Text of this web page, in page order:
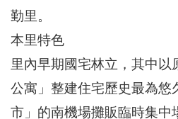
北
市
區
里
界
說
勤里。
本里特色
里內早期國宅林立，其中以
公寓」整建住宅歷史最為悠
市」的南機場攤販臨時集中